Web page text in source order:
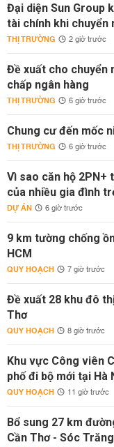
Đại diện Sun Group
tài chính khi chuyển
THỊ TRƯỜNG 2 giờ trước
Đề xuất cho chuyển
chấp ngân hàng
THỊ TRƯỜNG 6 giờ trước
Chung cư đến mốc
THỊ TRƯỜNG 6 giờ trước
Vì sao căn hộ 2PN+
của nhiều gia đình
DỰ ÁN 6 giờ trước
9 km tường chống
HCM
QUY HOẠCH 7 giờ trước
Đề xuất 28 khu đô
Thơ
QUY HOẠCH 8 giờ trước
Khu vực Công viên
phố đi bộ mới tại Hà
QUY HOẠCH 11 giờ trước
Bổ sung 27 km
Cần Thơ - Sóc